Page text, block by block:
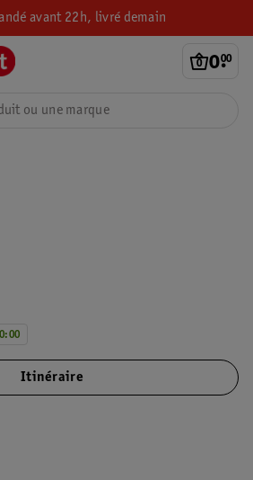
avant 22h, livré demain
0.
00
Itinéraire